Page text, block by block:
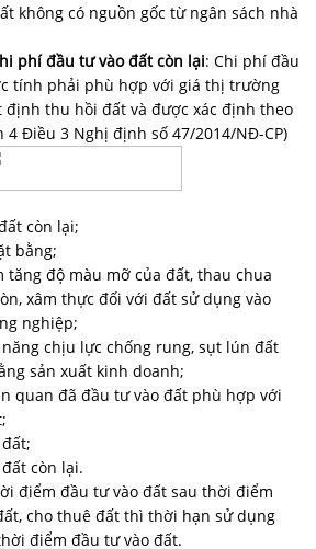
không có nguồn gốc từ ngân sách nhà
phí đầu tư vào đất còn lại: Chi phí đầu
tính phải phù hợp với giá thị trường
thu hồi đất và được xác định theo
4 Điều 3 Nghị định số 47/2014/NĐ-CP)
còn lại;
bằng;
tăng độ màu mỡ của đất, thau chua
xâm thực đối với đất sử dụng vào
nghiệp;
năng chịu lực chống rung, sụt lún đất
sản xuất kinh doanh;
quan đã đầu tư vào đất phù hợp với
còn lại.
điểm đầu tư vào đất sau thời điểm
cho thuê đất thì thời hạn sử dụng
điểm đầu tư vào đất.